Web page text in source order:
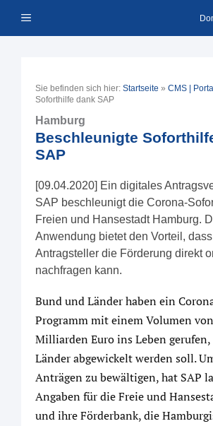
Inhalt Menü
Sie befinden sich hier: Startseite » CMS |
Soforthilfe dank SAP
Hamburg
Beschleunigte
SAP
[09.04.2020] Ein digitales
SAP beschleunigt die Corona-
Freien und Hansestadt Hamburg.
Anwendung bietet den Vorteil,
Antragsteller die Förderung direkt
nachfragen kann.
Bund und Länder haben ein
Programm mit einem Volumen
Milliarden Euro ins Leben gerufen,
Länder abgewickelt werden soll.
Anträgen zu bewältigen, hat SAP
Angaben für die Freie und
und ihre Förderbank, die